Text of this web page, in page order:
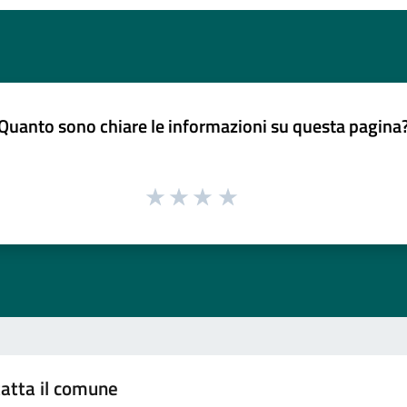
sono chiare le informazioni su questa
il comune